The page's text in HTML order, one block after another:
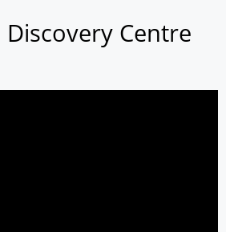
Centre